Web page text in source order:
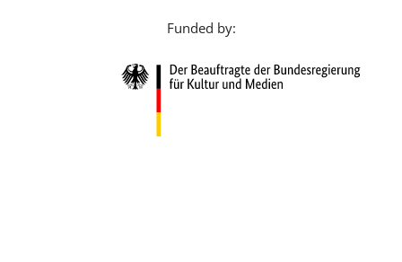
Nederlands
Português
Funded by: